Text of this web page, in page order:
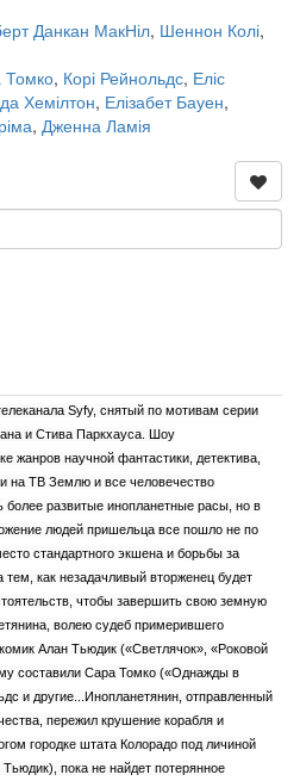
Данкан МакНіл, Шеннон Колі,
Томко, Корі Рейнольдс, Еліс
Хемілтон, Елізабет Бауен,
, Дженна Ламія
Syfy, снятый по мотивам серии
и Стива Паркхауса. Шоу
жанров научной фантастики, детектива,
на ТВ Землю и все человечество
более развитые инопланетные расы, но в
людей пришельца все пошло не по
стандартного экшена и борьбы за
как незадачливый вторженец будет
чтобы завершить свою земную
волею судеб примерившего
Алан Тьюдик («Светлячок», «Роковой
составили Сара Томко («Однажды в
и другие...Инопланетянин, отправленный
пережил крушение корабля и
городке штата Колорадо под личиной
пока не найдет потерянное